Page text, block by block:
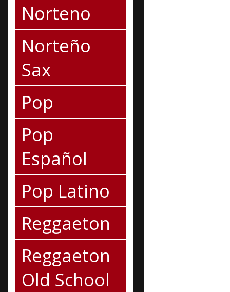
Norteno
Norteño
Sax
Pop
Pop
Español
Pop Latino
Reggaeton
Reggaeton
Old School